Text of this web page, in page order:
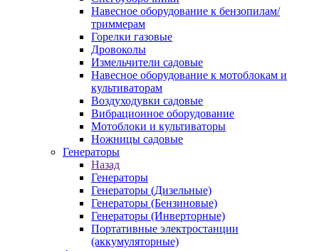
Навесное оборудование к бензопилам/
триммерам
Горелки газовые
Дровоколы
Измельчители садовые
Навесное оборудование к мотоблокам и
культиваторам
Воздуходувки садовые
Вибрационное оборудование
Мотоблоки и культиваторы
Ножницы садовые
Генераторы
Назад
Генераторы
Генераторы (Дизельные)
Генераторы (Бензиновые)
Генераторы (Инверторные)
Портативные электростанции
(аккумуляторные)